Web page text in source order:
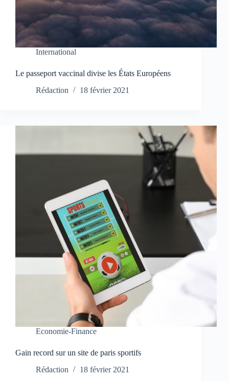
International
Le passeport vaccinal divise les États Européens
Rédaction
18 février 2021
Economie-Finance
Gain record sur un site de paris sportifs
Rédaction
18 février 2021